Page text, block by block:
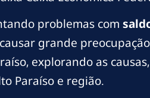
problemas com
grande
explorando as
Paraíso e região.